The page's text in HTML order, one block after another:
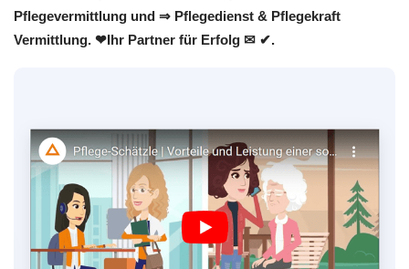
Pflegevermittlung und ⇒ Pflegedienst & Pflegekraft
Vermittlung. ❤Ihr Partner für Erfolg ✉ ✔.